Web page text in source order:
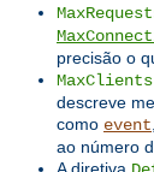
precisão o
MaxClients
descreve
como event
ao número
A diretiva